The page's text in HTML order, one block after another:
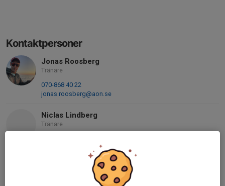
Kontaktpersoner
Jonas Roosberg
Tränare
070-868 40 22
jonas.roosberg@aon.se
Niclas Lindberg
Tränare
E-post visas bara för inloggade